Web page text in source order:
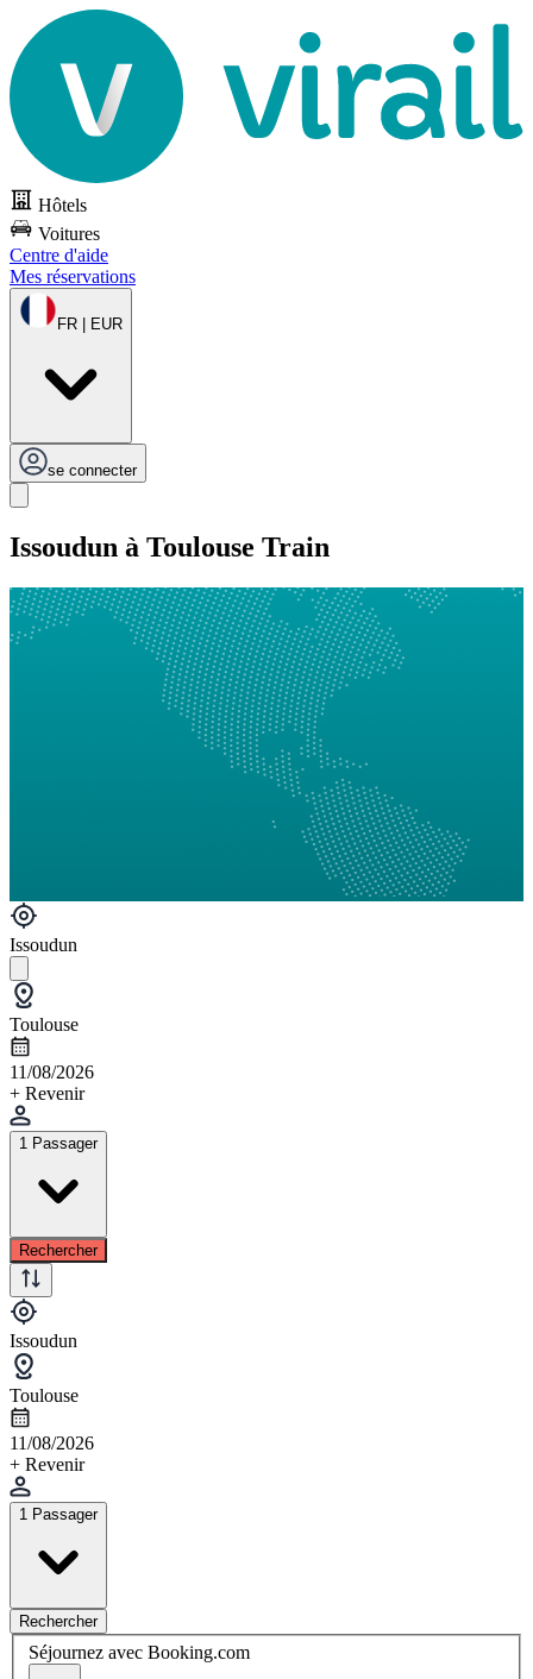
Hôtels
Voitures
Centre d'aide
Mes réservations
FR | EUR
se connecter
Issoudun à Toulouse Train
Issoudun
Toulouse
11/08/2026
+ Revenir
1 Passager
Rechercher
Issoudun
Toulouse
11/08/2026
+ Revenir
1 Passager
Rechercher
Séjournez avec Booking.com